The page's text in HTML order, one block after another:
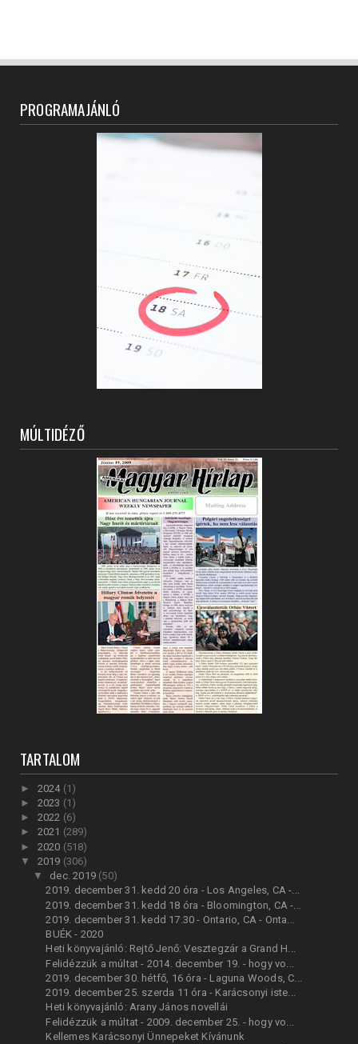
PROGRAMAJÁNLÓ
MÚLTIDÉZŐ
TARTALOM
► 2024 (1)
► 2023 (1)
► 2022 (6)
► 2021 (289)
► 2020 (518)
▼ 2019 (306)
▼ dec. 2019 (50)
2019. december 31. kedd 20 óra - Los Angeles, CA -...
2019. december 31. kedd 18 óra - Bloomington, CA -...
2019. december 31. kedd 17.30 - Ontario, CA - Onta...
BUÉK - 2020
Heti könyvajánló: Rejtő Jenő: Vesztegzár a Grand H...
Felidézzük a múltat - 2014. december 19. - hogy vo...
2019. december 30. hétfő, 16 óra - Laguna Woods, C...
2019. december 25. szerda 11 óra - Karácsonyi iste...
Heti könyvajánló: Arany János novellái
Felidézzük a múltat - 2009. december 25. - hogy vo...
Kellemes Karácsonyi Ünnepeket Kívánunk